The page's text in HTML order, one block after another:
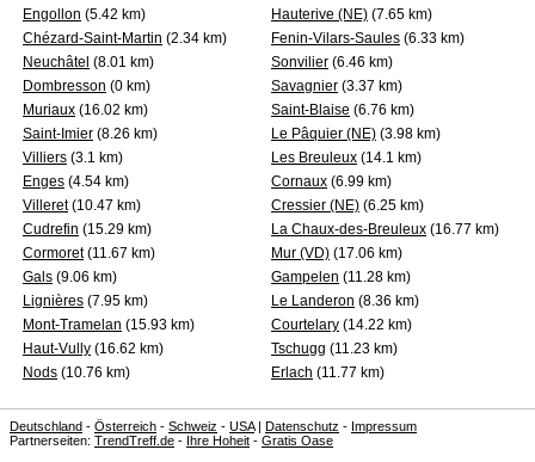
Engollon (5.42 km) Hauterive (NE) (7.65 km)
Chézard-Saint-Martin (2.34 km) Fenin-Vilars-Saules (6.33 km)
Neuchâtel (8.01 km) Sonvilier (6.46 km)
Dombresson (0 km) Savagnier (3.37 km)
Muriaux (16.02 km) Saint-Blaise (6.76 km)
Saint-Imier (8.26 km) Le Pâquier (NE) (3.98 km)
Villiers (3.1 km) Les Breuleux (14.1 km)
Enges (4.54 km) Cornaux (6.99 km)
Villeret(10.47 km) Cressier (NE) (6.25 km)
Cudrefin (15.29 km) La Chaux-des-Breuleux (16.77 km)
Cormoret(11.67 km) Mur (VD) (17.06 km)
Gals (9.06 km) Gampelen (11.28 km)
Lignières (7.95 km) Le Landeron (8.36 km)
Mont-Tramelan (15.93 km) Courtelary (14.22 km)
Haut-Vully (16.62 km) Tschugg (11.23 km)
Nods (10.76 km) Erlach (11.77 km)
Deutschland - Österreich - Schweiz - USA| Datenschutz - Impressum
Partnerseiten: TrendTreff.de - Ihre Hoheit - Gratis Oase